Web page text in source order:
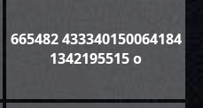
665482 433340150064184
1342195515 o